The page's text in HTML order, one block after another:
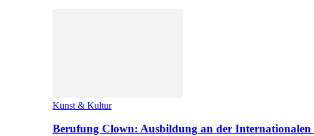
Kunst & Kultur
Berufung Clown: Ausbildung an der